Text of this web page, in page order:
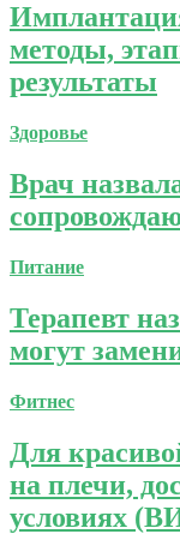
методы,
результаты
Здоровье
Врач
Питание
Терапевт
могут
Фитнес
Для
на плечи,
условиях